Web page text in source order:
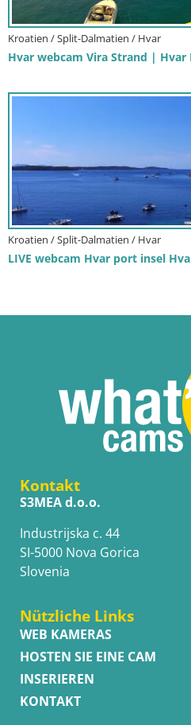
Kroatien / Split-Dalmatien / Hvar
Hvar webcam Vira Strand |
Kroatien / Split-Dalmatien / Hvar
LIVE webcam Hvar port insel
Kontakt
S3MEA d.o.o.
Industrijska c. 44
SI-5000 Nova Gorica
Slovenia
Nützliche Links
WEB KAMERAS
HOSTEN SIE EINE CAM
INSERIEREN
KONTAKT